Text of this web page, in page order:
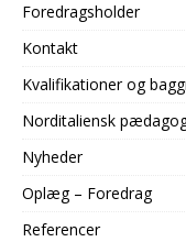
Foredragsholder
Kontakt
Kvalifikationer og
Norditaliensk
Nyheder
Oplæg – Foredrag
Referencer